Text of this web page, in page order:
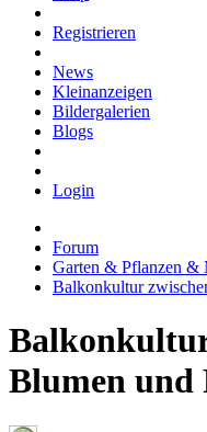
Registrieren
News
Kleinanzeigen
Bildergalerien
Blogs
Login
Forum
Garten & Pflanzen &
Balkonkultur
Blumen und